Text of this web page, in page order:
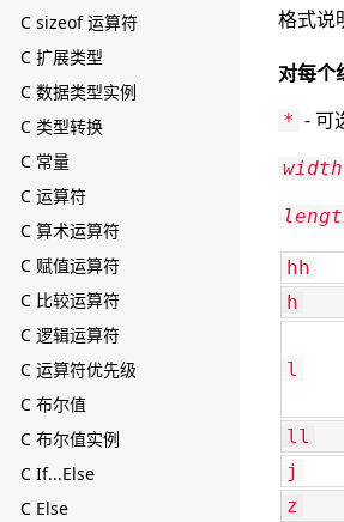
C sizeof 运算符
C 扩展类型
C 数据类型实例
C 类型转换
C 常量
C 运算符
C 算术运算符
C 赋值运算符
C 比较运算符
C 逻辑运算符
C 运算符优先级
C 布尔值
C 布尔值实例
C If...Else
C Else
格式说
对每个
* - 可
width
hh
h
l
ll
j
z